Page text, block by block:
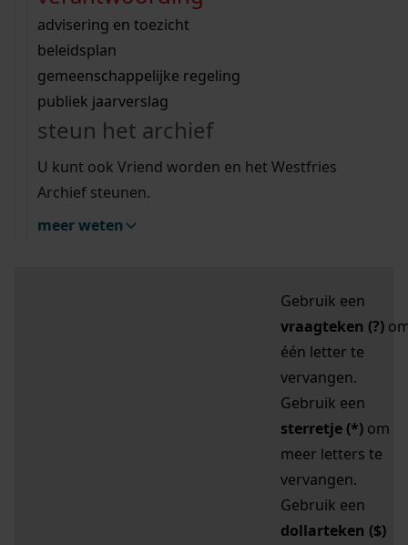
bouwvergunningen
omgevingsvergunningen
vergunningen
beeld en geluid
uitleg nodig?
Wij helpen u op weg met een aantal zoektips.
bekijk alle zoektips
Wij helpen u op weg met een aantal zoektips.
bekijk alle zoektips
bekijk ons geschiedenislokaal
advisering en toezicht
beleidsplan
gemeenschappelijke regeling
publiek jaarverslag
steun het archief
U kunt ook Vriend worden en het Westfries
Archief steunen.
meer weten
zoektips
Mijn Studiezaal (inloggen)
uw zoekopdracht te
Gebruik een
vraagteken (?)
één letter te
vervangen.
Gebruik een
sterretje (*) om
meer letters te
vervangen.
Gebruik een
dollarteken ($)